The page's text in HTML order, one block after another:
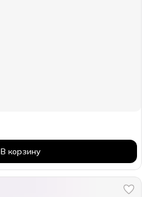
В корзину